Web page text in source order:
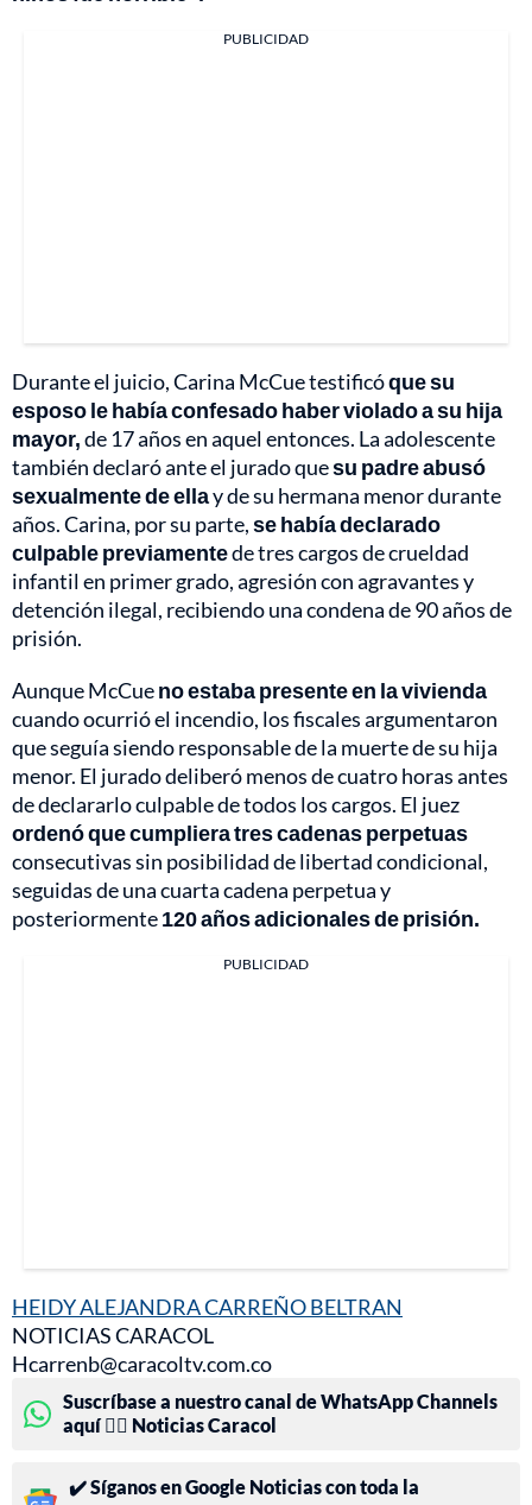
PUBLICIDAD
Durante el juicio, Carina McCue testificóque su
esposo le había confesado haber violado a su hija
mayor,de 17 años en aquel entonces. La adolescente
también declaró ante el jurado quesu padre abusó
sexualmente de ellay de su hermana menor durante
años. Carina, por su parte,se había declarado
culpable previamentede tres cargos de crueldad
infantil en primer grado, agresión con agravantes y
detención ilegal, recibiendo una condena de 90 años de
prisión.
Aunque McCueno estaba presente en la vivienda
cuando ocurrió el incendio, los fiscales argumentaron
que seguía siendo responsable de la muerte de su hija
menor. El jurado deliberó menos de cuatro horas antes
de declararlo culpable de todos los cargos. El juez
ordenó que cumpliera tres cadenas perpetuas
consecutivas sin posibilidad de libertad condicional,
seguidas de una cuarta cadena perpetua y
posteriormente120 años adicionales de prisión.
PUBLICIDAD
HEIDY ALEJANDRA CARREÑO BELTRAN
NOTICIAS CARACOL
Hcarrenb@caracoltv.com.co
Suscríbase a nuestro canal de WhatsApp Channels
aquí 👉🏻 Noticias Caracol
✔️ Síganos en Google Noticias con toda la